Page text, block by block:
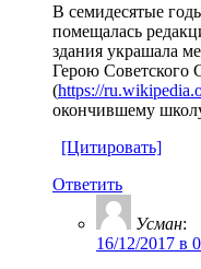
В семидесятые
помещалась
здания украшала
Герою Советского
(https://
окончившему
[Цитировать]
Ответить
Усман:
16/12/2017 в